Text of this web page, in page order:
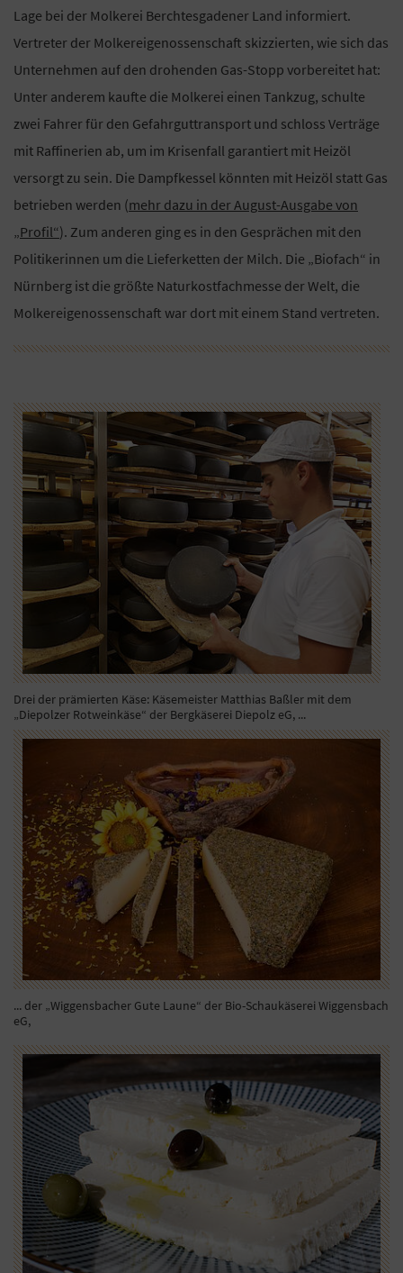
Lage bei der Molkerei Berchtesgadener Land informiert.
Vertreter der Molkereigenossenschaft skizzierten, wie sich das
Unternehmen auf den drohenden Gas-Stopp vorbereitet hat:
Unter anderem kaufte die Molkerei einen Tankzug, schulte
zwei Fahrer für den Gefahrguttransport und schloss Verträge
mit Raffinerien ab, um im Krisenfall garantiert mit Heizöl
versorgt zu sein. Die Dampfkessel könnten mit Heizöl statt Gas
betrieben werden (mehr dazu in der August-Ausgabe von
„Profil“). Zum anderen ging es in den Gesprächen mit den
Politikerinnen um die Lieferketten der Milch. Die „Biofach“ in
Nürnberg ist die größte Naturkostfachmesse der Welt, die
Molkereigenossenschaft war dort mit einem Stand vertreten.
Drei der prämierten Käse: Käsemeister Matthias Baßler mit dem
„Diepolzer Rotweinkäse“ der Bergkäserei Diepolz eG, ...
... der „Wiggensbacher Gute Laune“ der Bio-Schaukäserei Wiggensbach
eG,